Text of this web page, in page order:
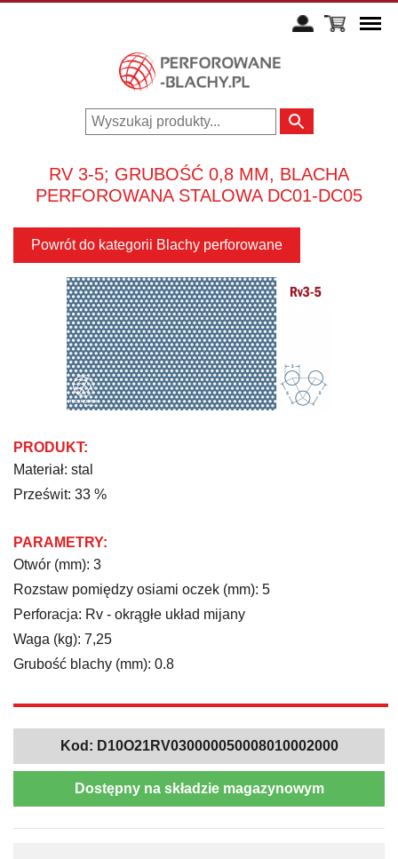
RV 3-5; GRUBOŚĆ 0,8 MM, BLACHA
PERFOROWANA STALOWA DC01-DC05
Powrót do kategorii Blachy perforowane
PRODUKT:
Materiał: stal
Prześwit: 33 %
PARAMETRY:
Otwór (mm): 3
Rozstaw pomiędzy osiami oczek (mm): 5
Perforacja: Rv - okrągłe układ mijany
Waga (kg): 7,25
Grubość blachy (mm): 0.8
Kod: D10O21RV030000050008010002000
Dostępny na składzie magazynowym